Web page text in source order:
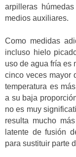
arpilleras
medios auxiliares.
Como medidas
incluso hielo
uso de agua fría es
cinco veces mayor
temperatura es
a su baja
no es muy
resulta mucho
latente de fusión
para sustituir parte